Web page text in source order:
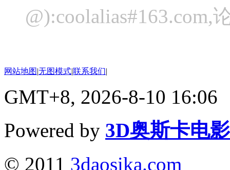
网站地图|无图模式|联系我们|
GMT+8, 2026-8-10 16:06
Powered by 3D奥斯卡电
© 2011 3daosika.com